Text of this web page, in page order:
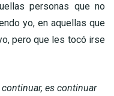
personas que no
yo, en aquellas que
pero que les tocó irse
continuar, es continuar